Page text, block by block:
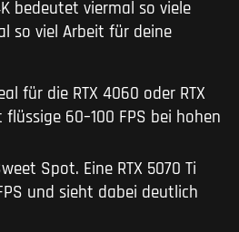
bedeutet viermal so viele
so viel Arbeit für deine
für die RTX 4060 oder RTX
60–100 FPS bei hohen
Spot. Eine RTX 5070 Ti
und sieht dabei deutlich